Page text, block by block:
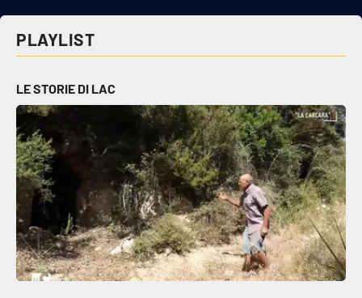
PLAYLIST
LE STORIE DI LAC